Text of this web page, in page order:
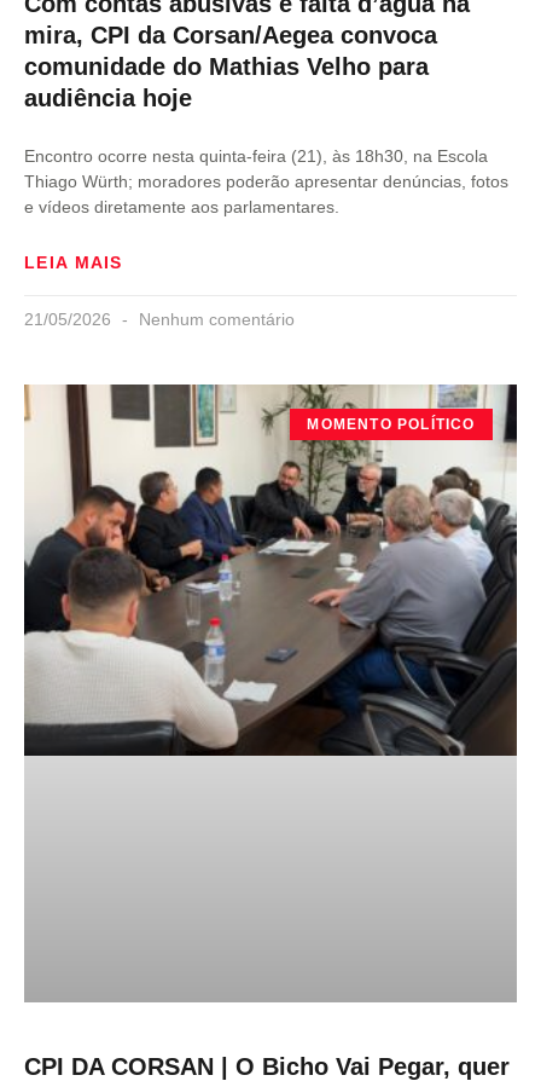
mira, CPI da Corsan/Aegea convoca
comunidade do Mathias Velho para
audiência hoje
Encontro ocorre nesta quinta-feira (21), às 18h30, na Escola
Thiago Würth; moradores poderão apresentar denúncias, fotos
e vídeos diretamente aos parlamentares.
LEIA MAIS
21/05/2026 Nenhum comentário
MOMENTO POLÍTICO
CPI DA CORSAN | O Bicho Vai Pegar, quer